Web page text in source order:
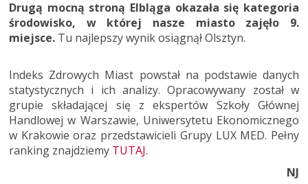
Drugą mocną stroną Elbląga okazała się kategoria
środowisko, w której nasze miasto zajęło 9.
miejsce. Tu najlepszy wynik osiągnął Olsztyn.
Indeks Zdrowych Miast powstał na podstawie danych
statystycznych i ich analizy. Opracowywany został w
grupie składającej się z ekspertów Szkoły Głównej
Handlowej w Warszawie, Uniwersytetu Ekonomicznego
w Krakowie oraz przedstawicieli Grupy LUX MED. Pełny
ranking znajdziemy TUTAJ.
NJ